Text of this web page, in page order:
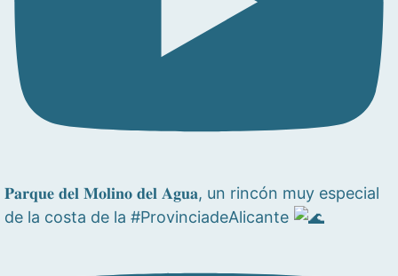
𝐏𝐚𝐫𝐪𝐮𝐞 𝐝𝐞𝐥 𝐌𝐨𝐥𝐢𝐧𝐨 𝐝𝐞𝐥 𝐀𝐠𝐮𝐚, un rincón muy especial
de la costa de la #ProvinciadeAlicante